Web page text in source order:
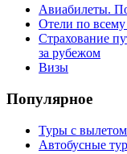
Авиабилеты.
Отели по
Страхование
за рубежом
Визы
Популярное
Туры с
Автобусные